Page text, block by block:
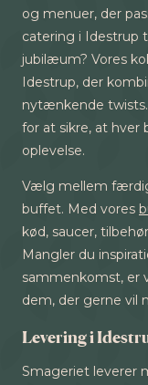
og menuer, der
catering i Idestrup
jubilæum? Vores
Idestrup, der
nytænkende
for at sikre, at hver
oplevelse.
Vælg mellem
buffet. Med vores
kød, saucer,
Mangler du
sammenkomst, er
dem, der gerne vil
Levering i
Smageriet leverer